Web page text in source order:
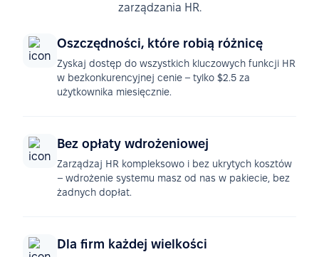
zarządzania HR.
Oszczędności, które robią różnicę
Zyskaj dostęp do wszystkich kluczowych funkcji HR
w bezkonkurencyjnej cenie – tylko $2.5 za
użytkownika miesięcznie.
Bez opłaty wdrożeniowej
Zarządzaj HR kompleksowo i bez ukrytych kosztów
– wdrożenie systemu masz od nas w pakiecie, bez
żadnych dopłat.
Dla firm każdej wielkości